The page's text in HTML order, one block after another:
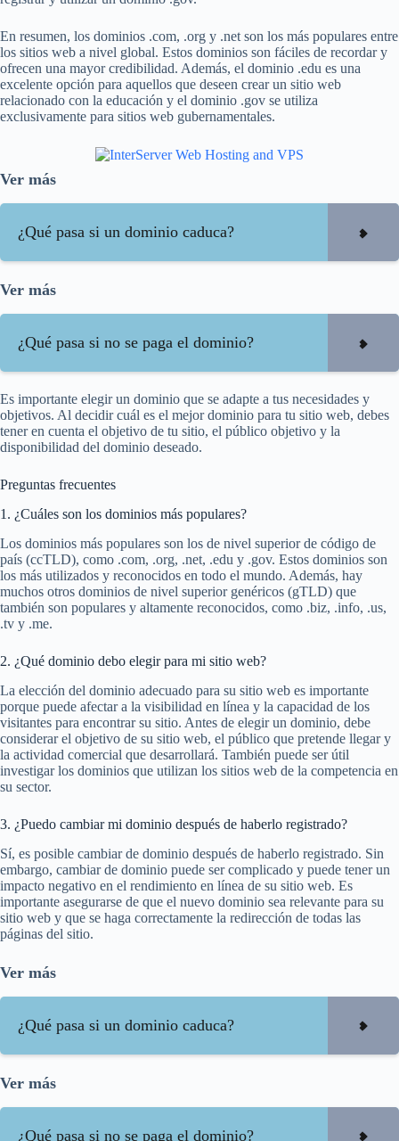
En resumen, los dominios .com, .org y .net son los más populares entre
los sitios web a nivel global. Estos dominios son fáciles de recordar y
ofrecen una mayor credibilidad. Además, el dominio .edu es una
excelente opción para aquellos que deseen crear un sitio web
relacionado con la educación y el dominio .gov se utiliza
exclusivamente para sitios web gubernamentales.
Ver más
¿Qué pasa si un dominio caduca?
Ver más
¿Qué pasa si no se paga el dominio?
Es importante elegir un dominio que se adapte a tus necesidades y
objetivos. Al decidir cuál es el mejor dominio para tu sitio web, debes
tener en cuenta el objetivo de tu sitio, el público objetivo y la
disponibilidad del dominio deseado.
Preguntas frecuentes
1. ¿Cuáles son los dominios más populares?
Los dominios más populares son los de nivel superior de código de
país (ccTLD), como .com, .org, .net, .edu y .gov. Estos dominios son
los más utilizados y reconocidos en todo el mundo. Además, hay
muchos otros dominios de nivel superior genéricos (gTLD) que
también son populares y altamente reconocidos, como .biz, .info, .us,
.tv y .me.
2. ¿Qué dominio debo elegir para mi sitio web?
La elección del dominio adecuado para su sitio web es importante
porque puede afectar a la visibilidad en línea y la capacidad de los
visitantes para encontrar su sitio. Antes de elegir un dominio, debe
considerar el objetivo de su sitio web, el público que pretende llegar y
la actividad comercial que desarrollará. También puede ser útil
investigar los dominios que utilizan los sitios web de la competencia en
su sector.
3. ¿Puedo cambiar mi dominio después de haberlo registrado?
Sí, es posible cambiar de dominio después de haberlo registrado. Sin
embargo, cambiar de dominio puede ser complicado y puede tener un
impacto negativo en el rendimiento en línea de su sitio web. Es
importante asegurarse de que el nuevo dominio sea relevante para su
sitio web y que se haga correctamente la redirección de todas las
páginas del sitio.
Ver más
¿Qué pasa si un dominio caduca?
Ver más
¿Qué pasa si no se paga el dominio?